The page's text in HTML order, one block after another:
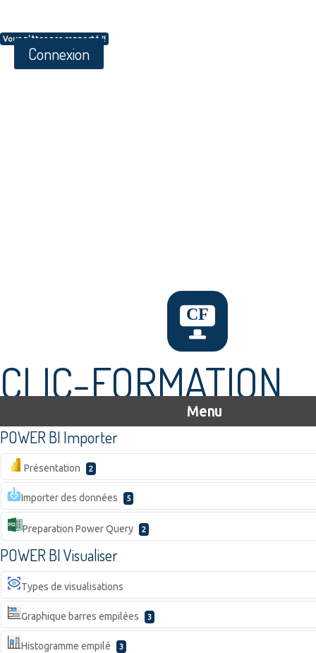
Vous n'êtes pas connecté !!
Connexion
CLIC-FORMATION
Menu
POWER BI Importer
Présentation 2
Importer des données 5
Preparation Power Query 2
POWER BI Visualiser
Types de visualisations
Graphique barres empilées 3
Histogramme empilé 3